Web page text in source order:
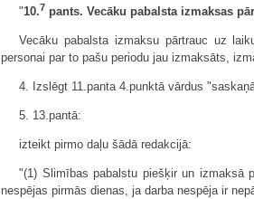
"10.7 pants. Vecāku pabalsta izmaksas
Vecāku pabalsta izmaksu pārtrauc uz
personai par to pašu periodu jau izmaksāts,
4. Izslēgt 11.panta 4.punktā vārdus
5. 13.pantā:
izteikt pirmo daļu šādā redakcijā:
"(1) Slimības pabalstu piešķir un izmaksā
nespējas pirmās dienas, ja darba nespēja ir